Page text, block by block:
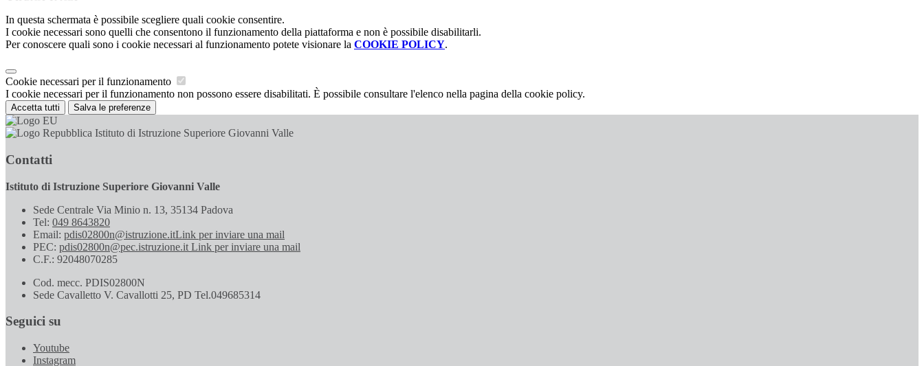
In questa schermata è possibile scegliere quali cookie consentire.
I cookie necessari sono quelli che consentono il funzionamento della piattaforma e non è possibile disabilitarli.
Per conoscere quali sono i cookie necessari al funzionamento potete visionare la COOKIE POLICY.
Cookie necessari per il funzionamento
I cookie necessari per il funzionamento non possono essere disabilitati. È possibile consultare l'elenco nella pagina della cookie policy.
Accetta tutti Salva le preferenze
Istituto di Istruzione Superiore Giovanni Valle
Contatti
Istituto di Istruzione Superiore Giovanni Valle
Sede Centrale Via Minio n. 13, 35134 Padova
Tel: 049 8643820
Email: pdis02800n@istruzione.itLink per inviare una mail
PEC: pdis02800n@pec.istruzione.it Link per inviare una mail
C.F.: 92048070285
Cod. mecc. PDIS02800N
Sede Cavalletto V. Cavallotti 25, PD Tel.049685314
Seguici su
Youtube
Instagram